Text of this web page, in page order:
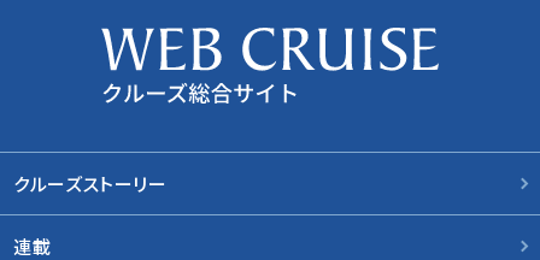
クルーズストーリー
連載